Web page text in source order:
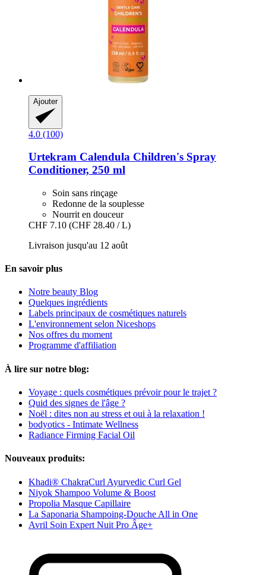
Ajouter
4.0 (100)
Urtekram Calendula Children's Spray
Conditioner, 250 ml
Soin sans rinçage
Redonne de la souplesse
Nourrit en douceur
CHF 7.10 (CHF 28.40 / L)
Livraison jusqu'au 12 août
En savoir plus
Notre beauty Blog
Quelques ingrédients
Labels principaux de cosmétiques naturels
L'environnement selon Niceshops
Nos offres du moment
Programme d'affiliation
À lire sur notre blog:
Voyage : quels cosmétiques prévoir pour le trajet ?
Quid des signes de l'âge ?
Noël : dites non au stress et oui à la relaxation !
bodyotics - Intimate Wellness
Radiance Firming Facial Oil
Nouveaux produits:
Khadi® ChakraCurl Ayurvedic Curl Gel
Niyok Shampoo Volume & Boost
Propolia Masque Capillaire
La Saponaria Shampoing-Douche All in One
Avril Soin Expert Nuit Pro Âge+